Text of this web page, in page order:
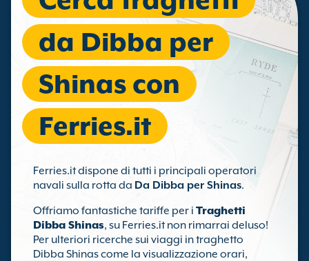
da Dibba per
Shinas con
Ferries.it
Ferries.it dispone di tutti i principali operatori
navali sulla rotta da Da Dibba per Shinas.
Offriamo fantastiche tariffe per i Traghetti
Dibba Shinas, su Ferries.it non rimarrai deluso!
Per ulteriori ricerche sui viaggi in traghetto
Dibba Shinas come la visualizzazione orari,